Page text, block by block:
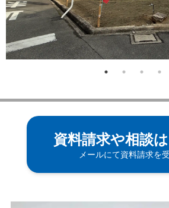
資料請求や相談
メールにて資料請求を